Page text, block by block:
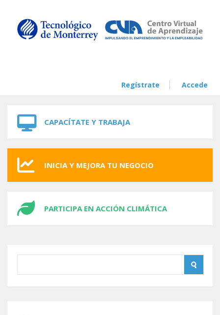
Regístrate Accede
CAPACÍTATE Y TRABAJA
INICIA Y MEJORA TU NEGOCIO
PARTICIPA EN ACCIÓN CLIMÁTICA